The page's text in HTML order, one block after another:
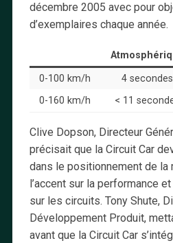
décembre 2005 avec pour
d’exemplaires chaque année.
0-100 km/h
4 secondes
0-160 km/h
< 11
Clive Dopson, Directeur
précisait que la Circuit Car
dans le positionnement de la
l’accent sur la performance
sur les circuits. Tony Shute,
Développement Produit,
avant que la Circuit Car